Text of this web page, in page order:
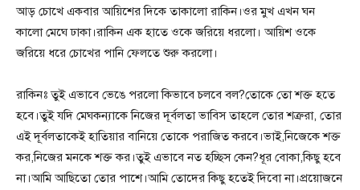
আড় চোখে একবার আয়িশের দিকে তাকালো রাকিন।ওর মুখ এখন ঘন
কালো মেঘে ঢাকা।রাকিন এক হাতে ওকে জরিয়ে ধরলো। আয়িশ ওকে
জরিয়ে ধরে চোখের পানি ফেলতে শুরু করলো।
রাকিনঃ তুই এভাবে ভেঙে পরলো কিভাবে চলবে বল?তোকে তো শক্ত হতে
হবে।তুই যদি মেঘকন্যাকে নিজের দূর্বলতা ভাবিস তাহলে তোর শত্রুরা, তোর
এই দূর্বলতাকেই হাতিয়ার বানিয়ে তোকে পরাজিত করবে।ভাই,নিজেকে শক্ত
কর,নিজের মনকে শক্ত কর।তুই এভাবে নত হচ্ছিস কেন?ধূর বোকা,কিছু হবে
না।আমি আছিতো তোর পাশে।আমি তোদের কিছু হতেই দিবো না।প্রয়োজনে